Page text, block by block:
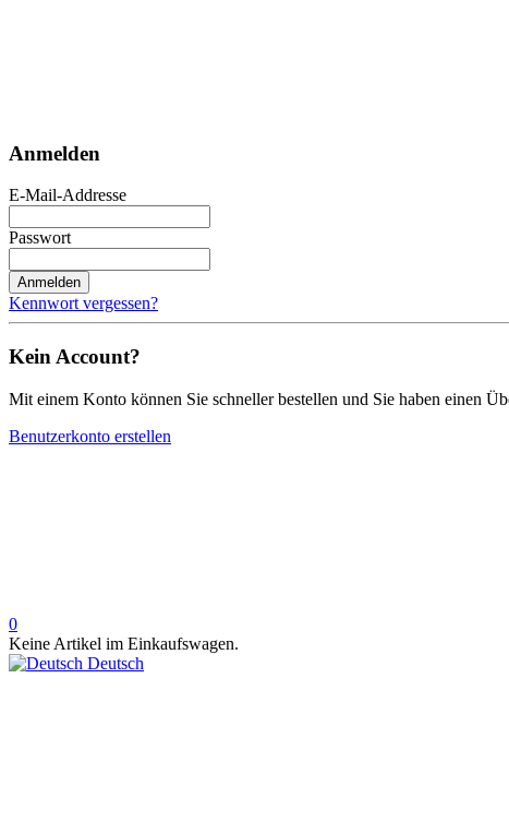
Anmelden
E-Mail-Addresse
Passwort
Anmelden
Kennwort vergessen?
Kein Account?
Mit einem Konto können Sie schneller bestellen und Sie haben einen
Benutzerkonto erstellen
0
Keine Artikel im Einkaufswagen.
Deutsch